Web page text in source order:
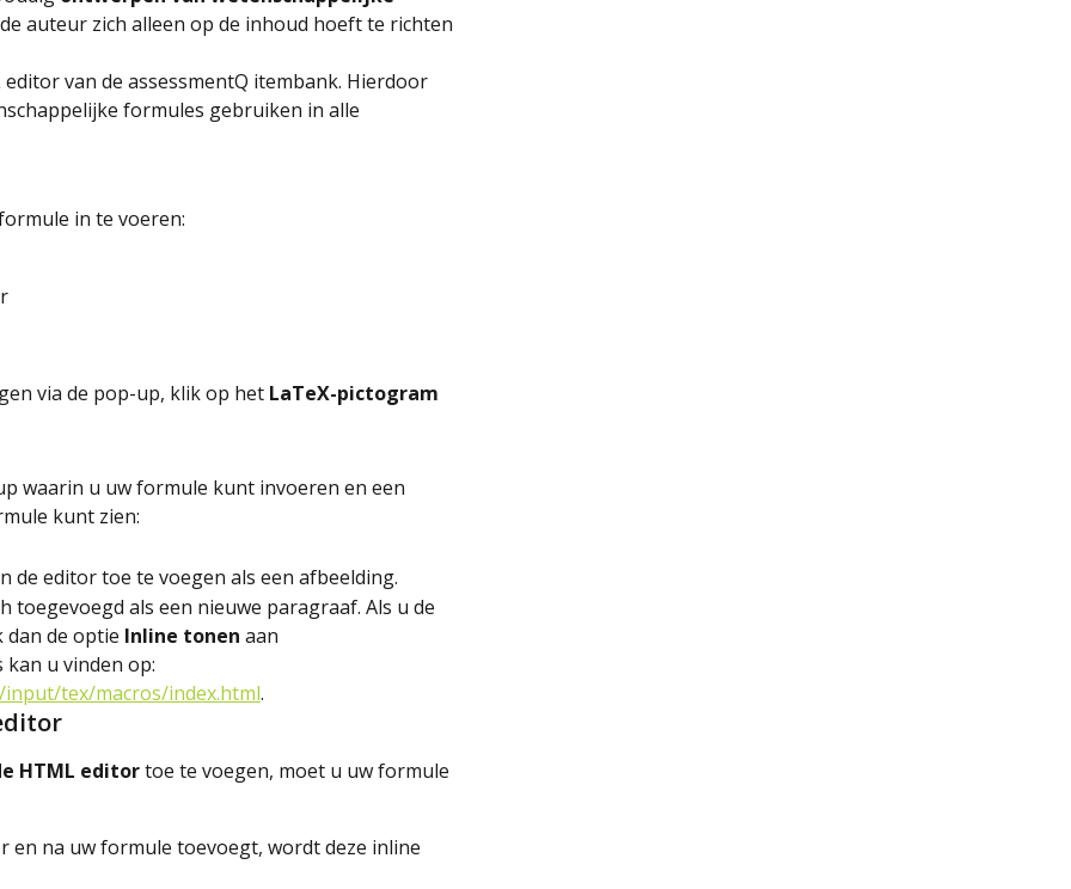
auteur zich alleen op de inhoud hoeft te richten
van de assessmentQ itembank. Hierdoor
formules gebruiken in alle
in te voeren:
via de pop-up, klik op het LaTeX-pictogram
waarin u uw formule kunt invoeren en een
kunt zien:
de editor toe te voegen als een afbeelding.
toegevoegd als een nieuwe paragraaf. Als u de
de optie Inline tonen aan
kan u vinden op:
tex/macros/index.html.
HTML editor toe te voegen, moet u uw formule
en na uw formule toevoegt, wordt deze inline